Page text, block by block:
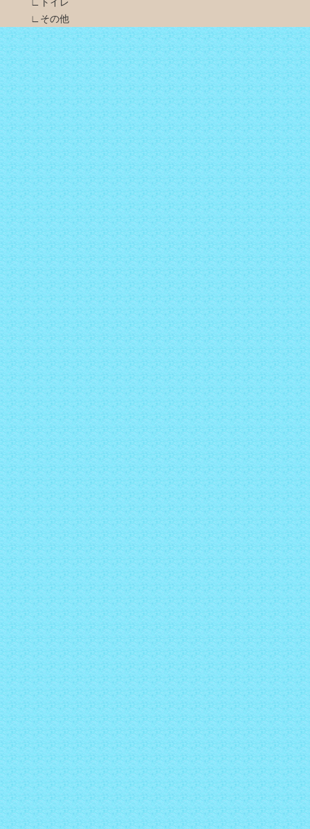
∟その他